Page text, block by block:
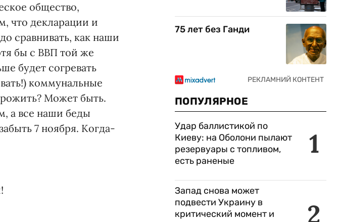
общество,
что декларации и
сравнивать, как наши
бы с ВВП той же
будет согревать
коммунальные
Может быть.
а все наши беды
7 ноября. Когда-
75 лет без Ганди
ПОПУЛЯРНОЕ
1
Удар баллистикой по
Киеву: на Оболони пылают
резервуары с топливом,
есть раненые
2
Запад снова может
подвести Украину в
критический момент и